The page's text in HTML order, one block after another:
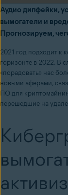
Аудио дипфейки,
вымогатели и
Прогнозируем,
2021 год подходит к
горизонте в 2022. В
«порадовать» нас
новыми аферами,
ПО для
перешедшие на